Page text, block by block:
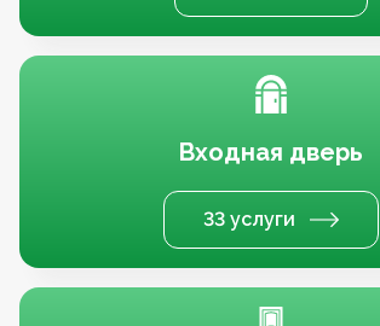
Входная дверь
33 услуги